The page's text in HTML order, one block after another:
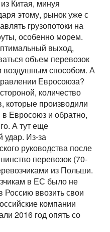
Китая, минуя
этому, рынок уже с
грузопотоки на
особенно морем.
выход,
объем перевозок
воздушным способом. А
Евросоюза?
количество
которые производили
Евросоюз и обратно,
А тут еще
удар. Из-за
руководства после
перевозок (70-
из Польши.
в ЕС было не
Россию ввозить свои
компании
2016 год опять со